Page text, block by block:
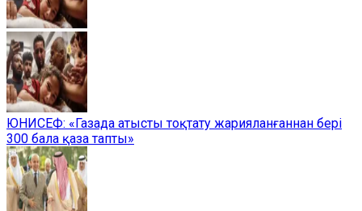
ЮНИСЕФ: «Газада атысты тоқтату жарияланғаннан бері
300 бала қаза тапты»